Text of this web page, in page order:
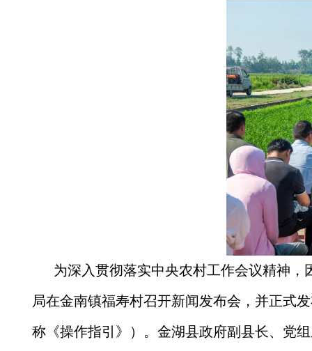
为深入贯彻落实中央农村工作会议精神
局在金南镇福寿村召开新闻发布会，并正式
称《操作指引》）。金湖县政府副县长、党